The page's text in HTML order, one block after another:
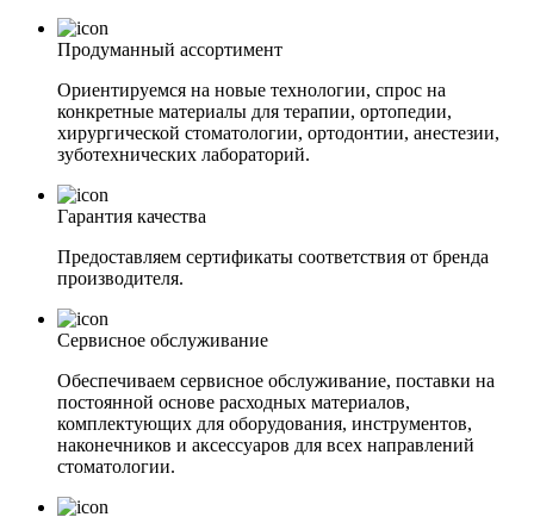
Продуманный ассортимент
Ориентируемся на новые технологии, спрос на
конкретные материалы для терапии, ортопедии,
хирургической стоматологии, ортодонтии, анестезии,
зуботехнических лабораторий.
Гарантия качества
Предоставляем сертификаты соответствия от бренда
производителя.
Сервисное обслуживание
Обеспечиваем сервисное обслуживание, поставки на
постоянной основе расходных материалов,
комплектующих для оборудования, инструментов,
наконечников и аксессуаров для всех направлений
стоматологии.